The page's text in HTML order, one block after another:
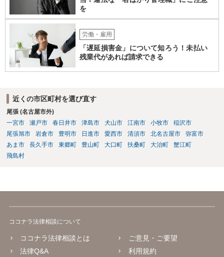
を
労働・雇用
「遅延損害金」について知ろう！未払い
残業代があれば請求できる
近くの市区町村を選び直す
尾張 (名古屋市外)
一宮市
瀬戸市 春日井市 津島市 犬山市 江南市 小牧市
稲沢市
尾張旭市
岩倉市 豊明市 日進市 愛西市 清須市 北名古屋市
弥富市
あま市
長久手市 東郷町 豊山町 大口町 扶桑町 大治町
蟹江町
飛島村
ココナラ法律相談について
ココナラ法律相談とは
法律Q&A
ご意見・ご要望
利用規約